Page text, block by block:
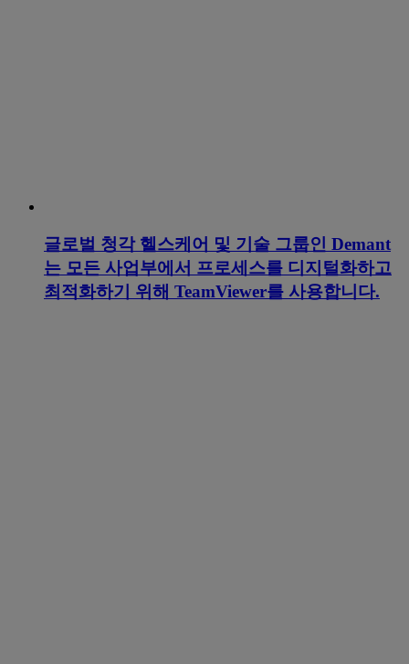
글로벌 청각 헬스케어 및 기술 그룹인 Demant
는 모든 사업부에서 프로세스를 디지털화하고
최적화하기 위해 TeamViewer를 사용합니다.